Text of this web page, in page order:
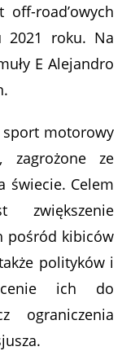
road’owych
2021 roku. Na
E Alejandro
sport motorowy
zagrożone ze
świecie. Celem
zwiększenie
pośród kibiców
polityków i
ich do
ograniczenia